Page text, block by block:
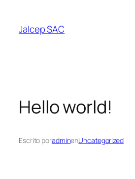
contenido
Jalcep SAC
Hello world!
Escrito poradminenUncategorized